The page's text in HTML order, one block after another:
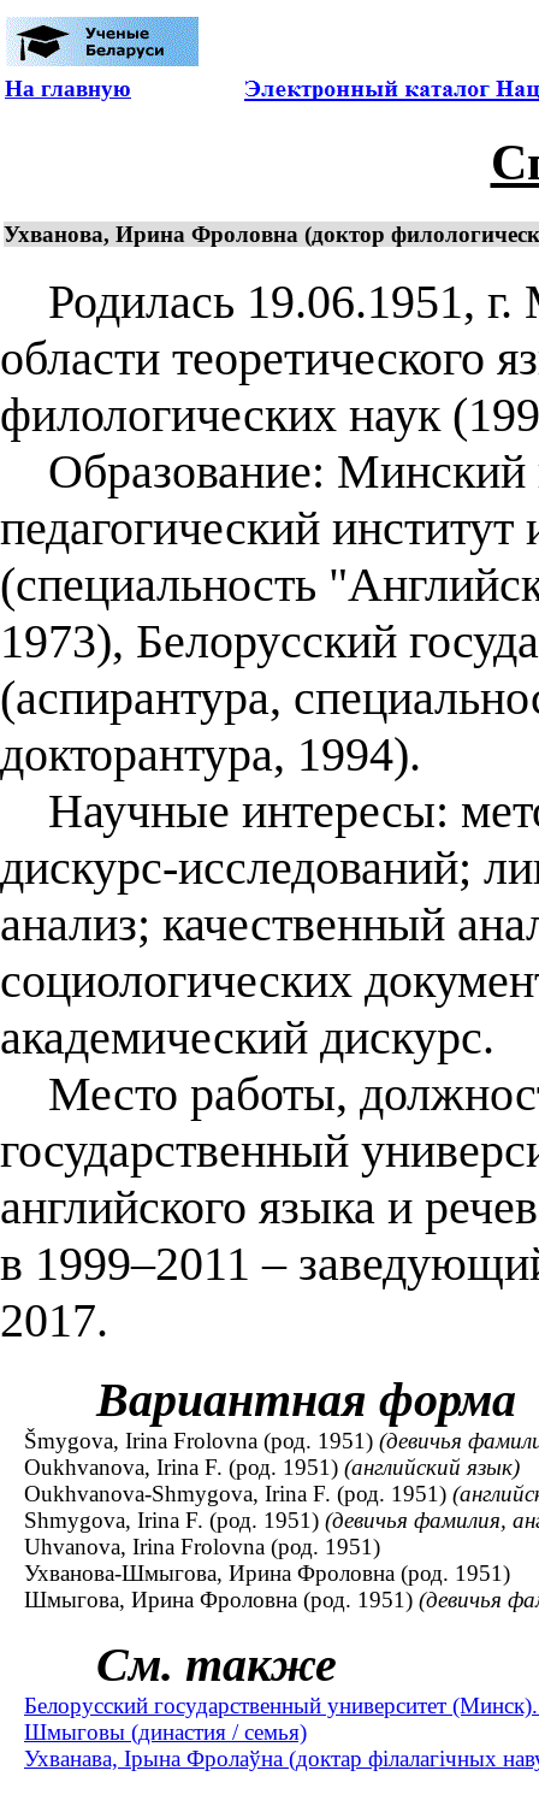
На главную
Ухванова, Ирина Фроловна (доктор
Родилась 19.06.1951, г.
области теоретического
филологических наук
Образование: Минский
педагогический
(специальность
1973), Белорусский
(аспирантура,
докторантура, 1994).
Научные интересы:
дискурс-исследований;
анализ; качественный
социологических
академический дискурс.
Место работы,
государственный
английского языка и
в 1999–2011 –
2017.
Вариантная форма
Šmygova, Irina Frolovna (род. 1951) (девичья
Oukhvanova, Irina F. (род. 1951) (английский язык)
Oukhvanova-Shmygova, Irina F. (род. 1951)
Shmygova, Irina F. (род. 1951) (девичья фамилия,
Uhvanova, Irina Frolovna (род. 1951)
Ухванова-Шмыгова, Ирина Фроловна (род. 1951)
Шмыгова, Ирина Фроловна (род. 1951) (девичья
См. также
Белорусский государственный университет
Шмыговы (династия / семья)
Ухванава, Ірына Фролаўна (доктар філалагічных